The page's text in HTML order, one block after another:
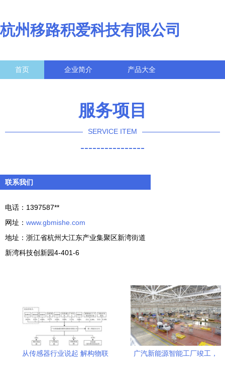
杭州移路积爱科技有限公司
首页 企业简介 产品大全
服务项目
SERVICE ITEM
----------------
联系我们
电话：1397587**
网址： www.gbmishe.com
地址：浙江省杭州大江东产业集聚区新湾街道
新湾科技创新园4-401-6
从传感器行业说起 解构物联
广汽新能源智能工厂竣工，